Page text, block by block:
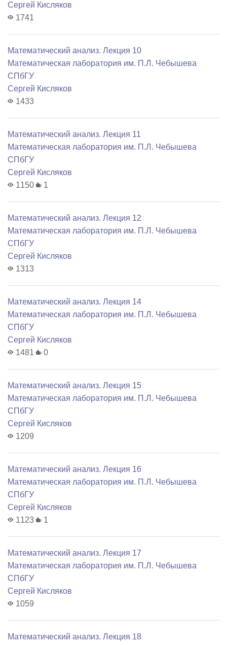
Сергей Кисляков
1741
Математический анализ. Лекция 10
Математичеcкая лаборатория им. П.Л. Чебышева
СПбГУ
Сергей Кисляков
1433
Математический анализ. Лекция 11
Математичеcкая лаборатория им. П.Л. Чебышева
СПбГУ
Сергей Кисляков
1150
1
Математический анализ. Лекция 12
Математичеcкая лаборатория им. П.Л. Чебышева
СПбГУ
Сергей Кисляков
1313
Математический анализ. Лекция 14
Математичеcкая лаборатория им. П.Л. Чебышева
СПбГУ
Сергей Кисляков
1481
0
Математический анализ. Лекция 15
Математичеcкая лаборатория им. П.Л. Чебышева
СПбГУ
Сергей Кисляков
1209
Математический анализ. Лекция 16
Математичеcкая лаборатория им. П.Л. Чебышева
СПбГУ
Сергей Кисляков
1123
1
Математический анализ. Лекция 17
Математичеcкая лаборатория им. П.Л. Чебышева
СПбГУ
Сергей Кисляков
1059
Математический анализ. Лекция 18